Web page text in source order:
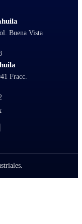
Buena Vista
Fracc.